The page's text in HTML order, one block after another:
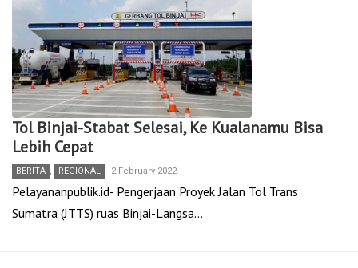
Tol Binjai-Stabat Selesai, Ke Kualanamu Bisa
Lebih Cepat
BERITA , REGIONAL 2 February 2022
Pelayananpublik.id- Pengerjaan Proyek Jalan Tol Trans
Sumatra (JTTS) ruas Binjai-Langsa…